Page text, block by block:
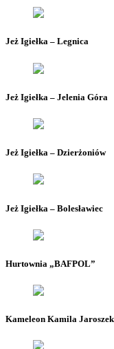
Jeż Igiełka – Legnica
Jeż Igiełka – Jelenia Góra
Jeż Igiełka – Dzierżoniów
Jeż Igiełka – Bolesławiec
Hurtownia „BAFPOL”
Kameleon Kamila Jaroszek